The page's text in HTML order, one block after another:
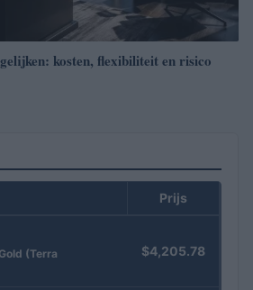
kosten, flexibiliteit en risico
Prijs
(Terra $4,205.78